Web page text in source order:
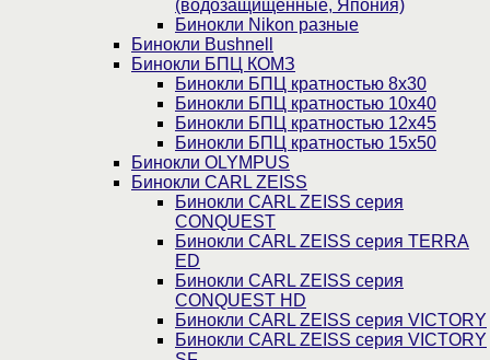
(водозащищенные, Япония)
Бинокли Nikon разные
Бинокли Bushnell
Бинокли БПЦ КОМЗ
Бинокли БПЦ кратностью 8х30
Бинокли БПЦ кратностью 10х40
Бинокли БПЦ кратностью 12х45
Бинокли БПЦ кратностью 15х50
Бинокли OLYMPUS
Бинокли CARL ZEISS
Бинокли CARL ZEISS серия
CONQUEST
Бинокли CARL ZEISS серия TERRA
ED
Бинокли CARL ZEISS серия
CONQUEST HD
Бинокли CARL ZEISS серия VICTORY
Бинокли CARL ZEISS серия VICTORY